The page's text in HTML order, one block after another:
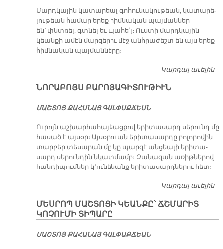
Մարդ­կա­յին կա­տա­րեալ գո­հու­նա­կու­թեան, կա­տա­րե­
լու­թեան հա­մար ե­րեք հիմ­նա­կան պայ­ման­ներ
են՝ փնտռել, գտնել եւ պա­հե՛լ։ Ուս­տի մարդ­կա­յին
կեան­քի ա­մէն մար­զե­րու մէջ անհ­րա­ժեշտ են այս ե­րեք
հիմնա­կան պայ­ման­նե­րը։
Կարդալ աւելին
ՆՈՐԱԲՈՅՍ ԲԱՐՈՅԱԳԻՏՈՒԹԻՒՆ
ՄԱՇ­ՏՈՑ ՔԱ­ՀԱ­ՆԱՅ ԳԱԼ­ՓԱՔ­ՃԵԱՆ
Ու­րոյն աշ­խար­հա­հա­յեաց­քով ե­րի­տա­սարդ սե­րունդ մը
հա­սած է այ­սօր։ Այ­սօ­րուան ե­րի­տա­սար­դը բո­լո­րո­վին
տար­բեր տե­սա­րան մը կը պար­զէ ան­ցեա­լի ե­րի­տա­
սարդ սե­րուն­դին նկատ­մամբ։ Զա­նա­զան ա­ռիթ­նե­րով
հան­դի­պում­ներ կ՚ու­նե­նանք ե­րի­տա­սարդ­նե­րու հետ։
Կարդալ աւելին
ՄԵՍՐՈՊ ՄԱՇՏՈՑԻ ԿԵԱՆՔԸ՝ ՃՇՄԱՐԻՏ
ԿՈՉՈՒՄԻ ՏԻՊԱՐԸ
ՄԱՇ­ՏՈՑ ՔԱ­ՀԱ­ՆԱՅ ԳԱԼ­ՓԱՔ­ՃԵԱՆ